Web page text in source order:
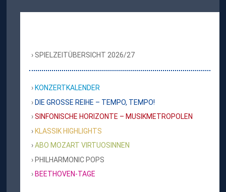
SPIELZEITÜBERSICHT 2026/27
KONZERTKALENDER
DIE GROSSE REIHE – TEMPO, TEMPO!
SINFONISCHE HORIZONTE – MUSIKMETROPOLEN
KLASSIK HIGHLIGHTS
ABO MOZART VIRTUOSINNEN
PHILHARMONIC POPS
BEETHOVEN-TAGE